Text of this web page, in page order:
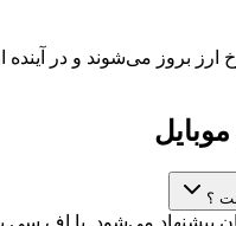
ارز بروز می‌شوند و در